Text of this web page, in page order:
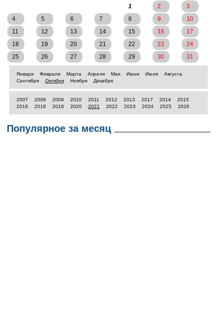
1
2
3
4
5 6 7 8 9
10
11
12 13 14 15 16
17
18
19 20 21 22 23
24
25
26 27 28 29 30 31
Января Февраля Марта Апреля Мая Июня Июля
Августа
Сентября
Октября Ноября Декабря
2007 2008 2009 2010 2011 2012 2013 2017 2014
2015
2016
2018 2019 2020 2021 2022 2023 2024 2025 2026
Популярное за месяц